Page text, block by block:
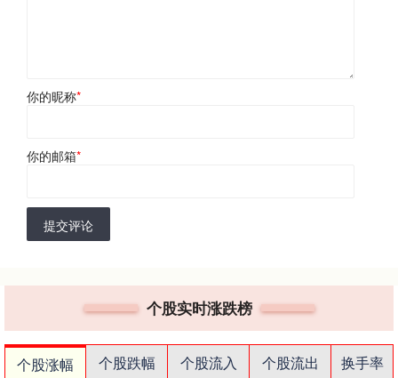
你的昵称*
你的邮箱*
提交评论
个股实时涨跌榜
个股涨幅 个股跌幅 个股流入 个股流出
换手率